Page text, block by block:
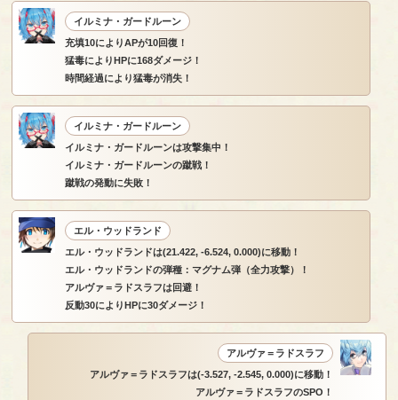
イルミナ・ガードルーン
充填10によりAPが10回復！
猛毒によりHPに168ダメージ！
時間経過により猛毒が消失！
イルミナ・ガードルーン
イルミナ・ガードルーンは攻撃集中！
イルミナ・ガードルーンの蹴戦！
蹴戦の発動に失敗！
エル・ウッドランド
エル・ウッドランドは(21.422, -6.524, 0.000)に移動！
エル・ウッドランドの弾種：マグナム弾（全力攻撃）！
アルヴァ＝ラドスラフは回避！
反動30によりHPに30ダメージ！
アルヴァ＝ラドスラフ
アルヴァ＝ラドスラフは(-3.527, -2.545, 0.000)に移動！
アルヴァ＝ラドスラフのSPO！